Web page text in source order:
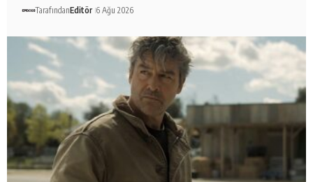
TarafındanEditör 6 Ağu 2026